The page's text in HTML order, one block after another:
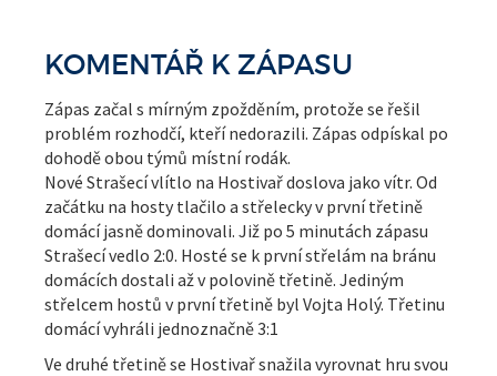
KOMENTÁŘ K ZÁPASU
Zápas začal s mírným zpožděním, protože se řešil
problém rozhodčí, kteří nedorazili. Zápas odpískal po
dohodě obou týmů místní rodák.
Nové Strašecí vlítlo na Hostivař doslova jako vítr. Od
začátku na hosty tlačilo a střelecky v první třetině
domácí jasně dominovali. Již po 5 minutách zápasu
Strašecí vedlo 2:0. Hosté se k první střelám na bránu
domácích dostali až v polovině třetině. Jediným
střelcem hostů v první třetině byl Vojta Holý. Třetinu
domácí vyhráli jednoznačně 3:1
Ve druhé třetině se Hostivař snažila vyrovnat hru svou